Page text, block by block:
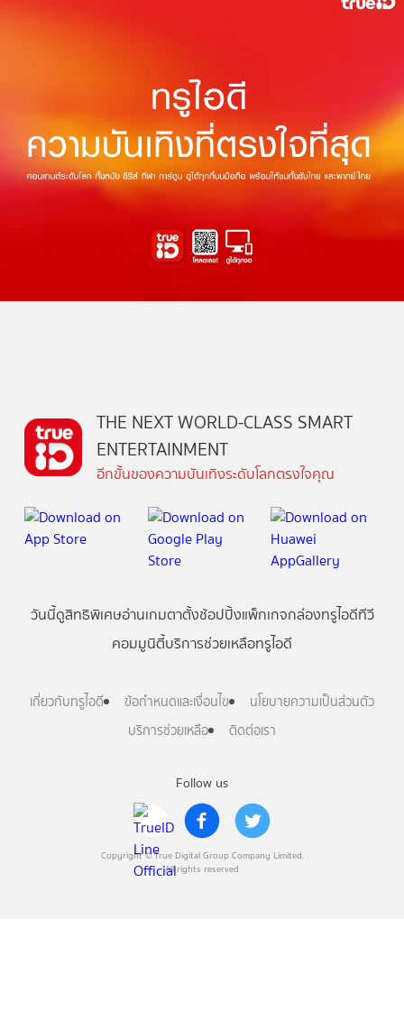
Follow us
Copyright © True Digital Group Company Limited.
All rights reserved
THE NEXT WORLD-CLASS SMART
ENTERTAINMENT
อีกขั้นของความบันเทิงระดับโลกตรงใจคุณ
วันนี้ดูสิทธิพิเศษอ่านเกมตาตั้งช้อปปิ้งแพ็กเกจกล่องทรูไอดีทีวี
คอมมูนิตี้บริการช่วยเหลือทรูไอดี
เกี่ยวกับทรูไอดี ข้อกำหนดและเงื่อนไข
นโยบายความเป็นส่วนตัว
บริการช่วยเหลือ
ติดต่อเรา